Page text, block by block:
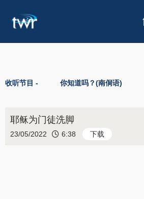
收听节目 - 你知道吗？(南侗语)
耶稣为门徒洗脚
23/05/2022 6:38 下载